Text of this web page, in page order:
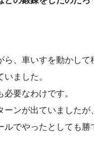
、車いすを動かし
ました。
要なわけです。
ンが出ていました
でやったとしても勝